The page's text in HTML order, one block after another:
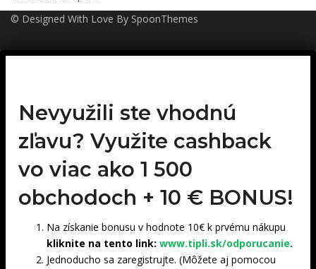
© Designed With Love By SpoonThemes
Nevyužili ste vhodnú
zľavu? Využite cashback
vo viac ako 1 500
obchodoch + 10 € BONUS!
Na získanie bonusu v hodnote 10€ k prvému nákupu
kliknite na tento link: www.tipli.sk/odporucanie.
Jednoducho sa zaregistrujte. (Môžete aj pomocou